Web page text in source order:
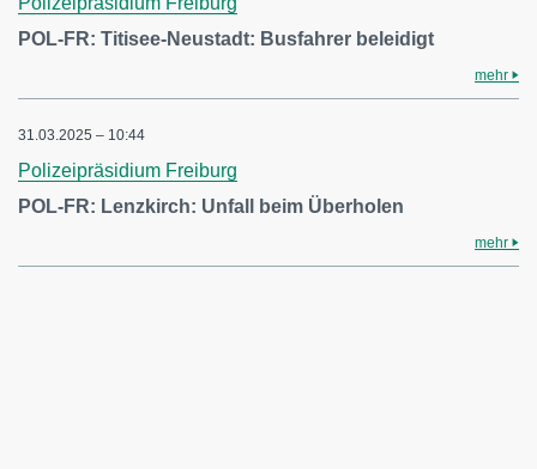
POL-FR: Titisee-Neustadt: Busfahrer beleidigt
mehr
31.03.2025 – 10:44
Polizeipräsidium Freiburg
POL-FR: Lenzkirch: Unfall beim Überholen
mehr